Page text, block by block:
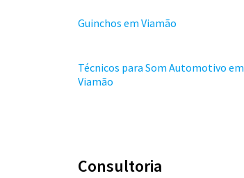
Guinchos em Viamão
Técnicos para Som Automotivo em
Viamão
Consultoria